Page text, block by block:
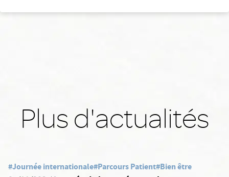
Plus d'actualités
#Journée internationale#Parcours Patient#Bien être